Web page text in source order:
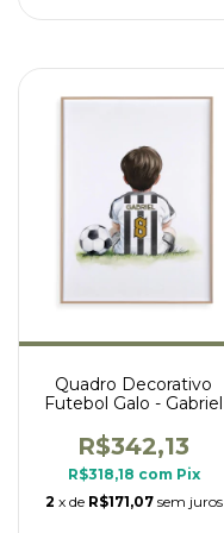
Quadro Decorativo
Futebol Galo - Gabriel
R$342,13
R$318,18 com Pix
2 x de R$171,07 sem juros